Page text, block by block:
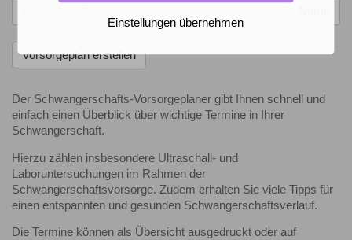
Der Schwangerschafts-Vorsorgeplaner gibt Ihnen schnell und
einfach einen Überblick über wichtige Termine in Ihrer
Schwangerschaft.
Hierzu zählen insbesondere Ultraschall- und
Laboruntersuchungen im Rahmen der
Schwangerschaftsvorsorge. Zudem erhalten Sie viele Tipps für
einen entspannten und gesunden Schwangerschaftsverlauf.
Die Termine können als Übersicht ausgedruckt oder auf
Einstellungen übernehmen